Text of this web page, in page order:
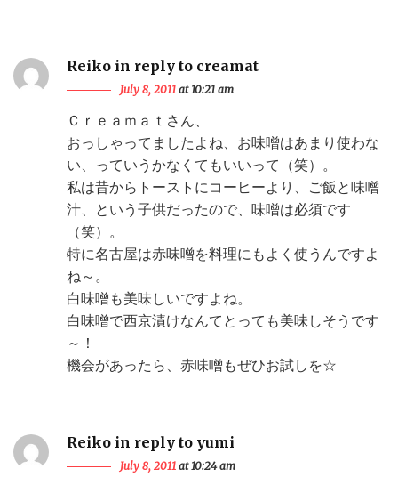
Reiko in reply to creamat
July 8, 2011 at 10:21 am
Ｃｒｅａｍａｔさん、
おっしゃってましたよね、お味噌はあまり使わな
い、っていうかなくてもいいって（笑）。
私は昔からトーストにコーヒーより、ご飯と味噌
汁、という子供だったので、味噌は必須です
（笑）。
特に名古屋は赤味噌を料理にもよく使うんですよ
ね～。
白味噌も美味しいですよね。
白味噌で西京漬けなんてとっても美味しそうです
～！
機会があったら、赤味噌もぜひお試しを☆
Reiko in reply to yumi
July 8, 2011 at 10:24 am